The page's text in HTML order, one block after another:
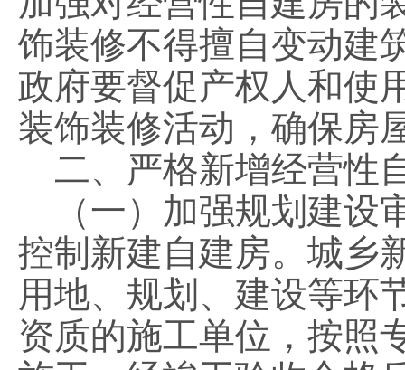
饰装修不得擅自变动建
政府要督促产权人和使
装饰装修活动，确保房
二、严格新增经营性
（一）加强规划建设
控制新建自建房。城乡
用地、规划、建设等环
资质的施工单位，按照